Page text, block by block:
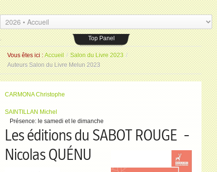
.
.
Les Amis du livre
26 placeSaint-Jean 77000 Melun
Top Panel
Vous êtes ici : Accueil / Salon du Livre 2023 /
Auteurs Salon du Livre Melun 2023
CARMONA Christophe
SAINTILLAN Michel
Présence: le samedi et le dimanche
Les éditions du SABOT ROUGE -
Nicolas QUÉNU